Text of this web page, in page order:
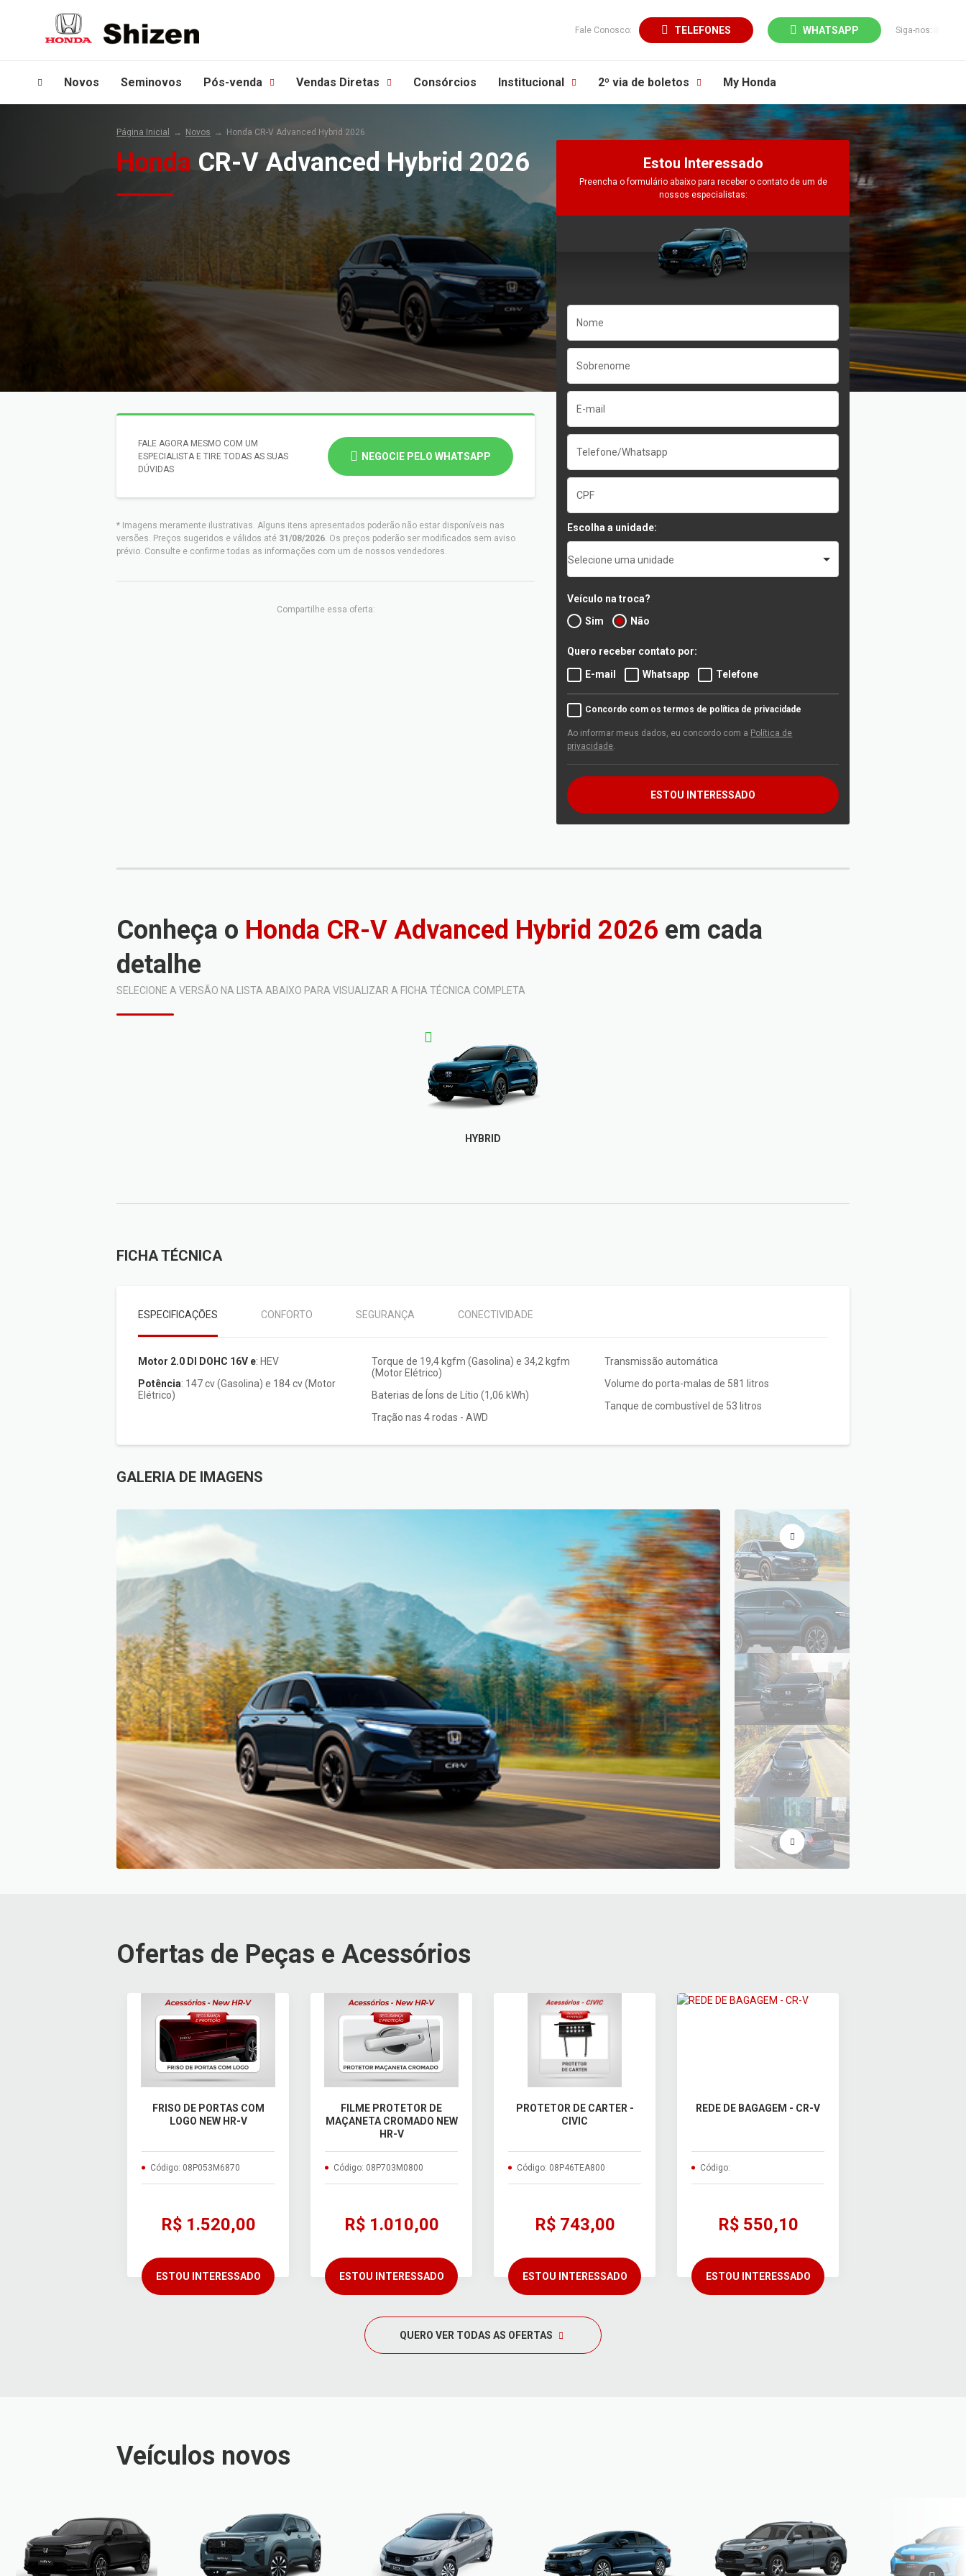
Fale Conosco: TELEFONES WHATSAPP Siga-nos:
Novos Seminovos Pós-venda Vendas Diretas Consórcios Institucional 2º via de boletos My Honda
Página Inicial Novos Honda CR-V Advanced Hybrid 2026
Honda CR-V Advanced Hybrid 2026
FALE AGORA MESMO COM UM
ESPECIALISTA E TIRE TODAS AS SUAS
DÚVIDAS
NEGOCIE PELO WHATSAPP
* Imagens meramente ilustrativas. Alguns itens apresentados poderão não estar disponíveis nas
versões. Preços sugeridos e válidos até 31/08/2026. Os preços poderão ser modificados sem aviso
prévio. Consulte e confirme todas as informações com um de nossos vendedores.
Compartilhe essa oferta:
Estou Interessado
Preencha o formulário abaixo para receber o contato de um de
nossos especialistas:
Escolha a unidade:
Selecione uma unidade
Veículo na troca?
Sim
Não
Quero receber contato por:
E-mail
Whatsapp Telefone
Concordo com os termos de política de privacidade
Ao informar meus dados, eu concordo com a Política de
privacidade
ESTOU INTERESSADO
Conheça o Honda CR-V Advanced Hybrid 2026 em cada
detalhe
SELECIONE A VERSÃO NA LISTA ABAIXO PARA VISUALIZAR A FICHA TÉCNICA COMPLETA
HYBRID
FICHA TÉCNICA
ESPECIFICAÇÕES CONFORTO SEGURANÇA CONECTIVIDADE
Motor 2.0 DI DOHC 16V e: HEV
Potência: 147 cv (Gasolina) e 184 cv (Motor
Elétrico)
Torque de 19,4 kgfm (Gasolina) e 34,2 kgfm
(Motor Elétrico)
Baterias de Íons de Lítio (1,06 kWh)
Tração nas 4 rodas - AWD
Transmissão automática
Volume do porta-malas de 581 litros
Tanque de combustível de 53 litros
GALERIA DE IMAGENS
Ofertas de Peças e Acessórios
FRISO DE PORTAS COM
LOGO NEW HR-V
Código: 08P053M6870
R$ 1.520,00
ESTOU INTERESSADO
FILME PROTETOR DE
MAÇANETA CROMADO NEW
HR-V
Código: 08P703M0800
R$ 1.010,00
ESTOU INTERESSADO
PROTETOR DE CARTER -
CIVIC
Código: 08P46TEA800
R$ 743,00
ESTOU INTERESSADO
REDE DE BAGAGEM - CR-V
Código:
R$ 550,10
ESTOU INTERESSADO
QUERO VER TODAS AS OFERTAS
Veículos novos